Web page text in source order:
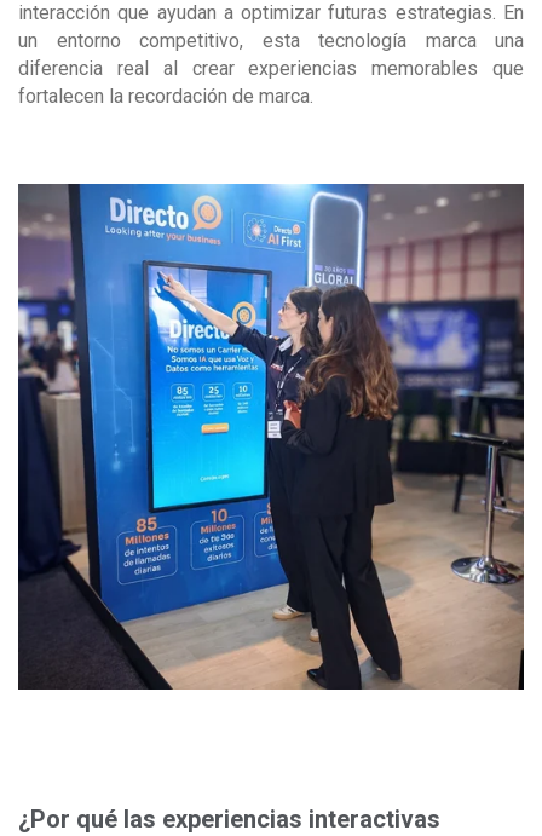
interacción que ayudan a optimizar futuras estrategias. En
un entorno competitivo, esta tecnología marca una
diferencia real al crear experiencias memorables que
fortalecen la recordación de marca.
¿Por qué las experiencias interactivas